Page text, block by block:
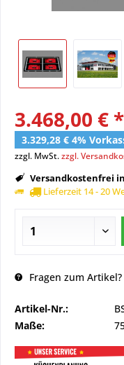
3.468,00 € *
3.329,28 € 4%
zzgl. MwSt.zzgl.
Versandkostenfrei
Lieferzeit 14 - 20
Fragen zum Artikel?
Artikel-Nr.:
Maße: